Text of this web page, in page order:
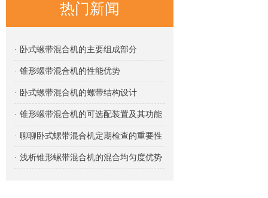
热门新闻
· 卧式螺带混合机的主要组成部分
· 锥形螺带混合机的性能优势
· 卧式螺带混合机的螺带结构设计
· 锥形螺带混合机的可选配装置及其功能
· 聊聊卧式螺带混合机定期检查的重要性
· 浅析锥形螺带混合机的混合均匀度优势